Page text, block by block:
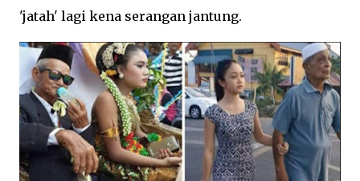
'jatah' lagi kena serangan jantung.